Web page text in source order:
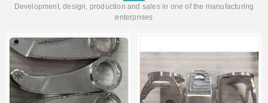
Development, design, production and sales in one of the manufacturing
enterprises